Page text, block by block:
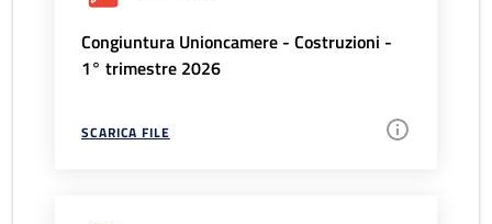
Congiuntura Unioncamere - Costruzioni -
1° trimestre 2026
SCARICA FILE